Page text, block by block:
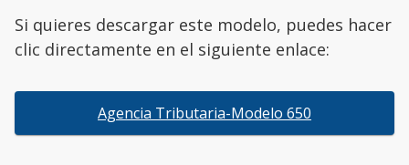
Si quieres descargar este modelo, puedes hacer
clic directamente en el siguiente enlace:
Agencia Tributaria-Modelo 650